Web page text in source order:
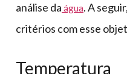
análise da água. A
critérios com esse
Temperatura